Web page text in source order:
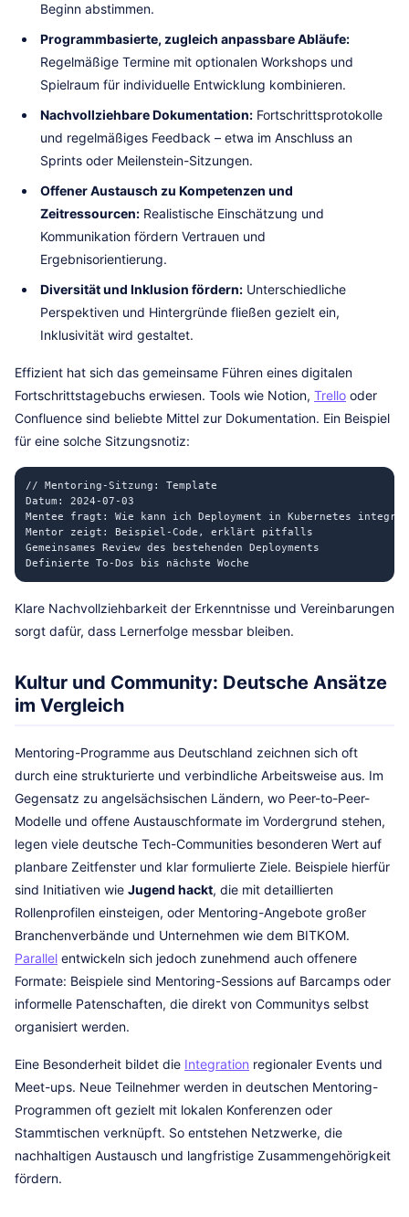
Beginn abstimmen.
Programmbasierte, zugleich anpassbare Abläufe:
Regelmäßige Termine mit optionalen Workshops und
Spielraum für individuelle Entwicklung kombinieren.
Nachvollziehbare Dokumentation: Fortschrittsprotokolle
und regelmäßiges Feedback – etwa im Anschluss an
Sprints oder Meilenstein-Sitzungen.
Offener Austausch zu Kompetenzen und
Zeitressourcen: Realistische Einschätzung und
Kommunikation fördern Vertrauen und
Ergebnisorientierung.
Diversität und Inklusion fördern: Unterschiedliche
Perspektiven und Hintergründe fließen gezielt ein,
Inklusivität wird gestaltet.
Effizient hat sich das gemeinsame Führen eines digitalen
Fortschrittstagebuchs erwiesen. Tools wie Notion, Trello oder
Confluence sind beliebte Mittel zur Dokumentation. Ein Beispiel
für eine solche Sitzungsnotiz:
// Mentoring-Sitzung: Template
Datum: 2024-07-03
Mentee fragt: Wie kann ich Deployment in Kubernetes
Mentor zeigt: Beispiel-Code, erklärt pitfalls
Gemeinsames Review des bestehenden Deployments
Klare Nachvollziehbarkeit der Erkenntnisse und Vereinbarungen
sorgt dafür, dass Lernerfolge messbar bleiben.
Kultur und Community: Deutsche Ansätze
im Vergleich
Mentoring-Programme aus Deutschland zeichnen sich oft
durch eine strukturierte und verbindliche Arbeitsweise aus. Im
Gegensatz zu angelsächsischen Ländern, wo Peer-to-Peer-
Modelle und offene Austauschformate im Vordergrund stehen,
legen viele deutsche Tech-Communities besonderen Wert auf
planbare Zeitfenster und klar formulierte Ziele. Beispiele hierfür
sind Initiativen wie Jugend hackt, die mit detaillierten
Rollenprofilen einsteigen, oder Mentoring-Angebote großer
Branchenverbände und Unternehmen wie dem BITKOM.
Parallel entwickeln sich jedoch zunehmend auch offenere
Formate: Beispiele sind Mentoring-Sessions auf Barcamps oder
informelle Patenschaften, die direkt von Communitys selbst
organisiert werden.
Eine Besonderheit bildet die Integration regionaler Events und
Meet-ups. Neue Teilnehmer werden in deutschen Mentoring-
Programmen oft gezielt mit lokalen Konferenzen oder
Stammtischen verknüpft. So entstehen Netzwerke, die
nachhaltigen Austausch und langfristige Zusammengehörigkeit
fördern.